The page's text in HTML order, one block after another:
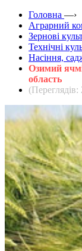
Головна —›
Аграрний
Зернові
Технічні
Насіння,
Озимий
область
(Переглядів: